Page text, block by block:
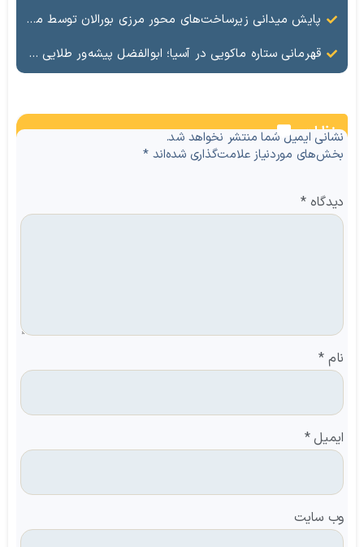
پایش میدانی زیرساخت‌های محور مرزی بورالان توسط مدیریت امور شهری و روستایی سازمان منطقه آزاد ماکو ‌
قهرمانی ستاره ماکویی در آسیا؛ ابوالفضل پیشه‌ور طلایی شد
نظرات
نشانی ایمیل شما منتشر نخواهد شد.
بخش‌های موردنیاز علامت‌گذاری شده‌اند*
دیدگاه*
نام *
ایمیل*
وب‌ سایت